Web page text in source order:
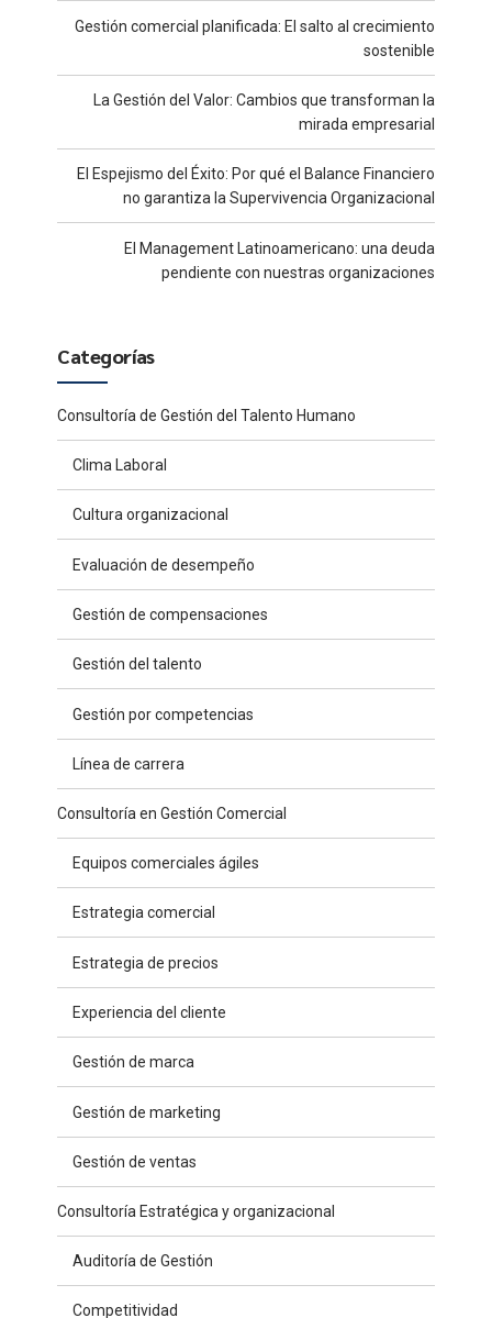
Gestión comercial planificada: El salto al crecimiento
sostenible
La Gestión del Valor: Cambios que transforman la
mirada empresarial
El Espejismo del Éxito: Por qué el Balance Financiero
no garantiza la Supervivencia Organizacional
El Management Latinoamericano: una deuda
pendiente con nuestras organizaciones
Categorías
Consultoría de Gestión del Talento Humano
Clima Laboral
Cultura organizacional
Evaluación de desempeño
Gestión de compensaciones
Gestión del talento
Gestión por competencias
Línea de carrera
Consultoría en Gestión Comercial
Equipos comerciales ágiles
Estrategia comercial
Estrategia de precios
Experiencia del cliente
Gestión de marca
Gestión de marketing
Gestión de ventas
Consultoría Estratégica y organizacional
Auditoría de Gestión
Competitividad